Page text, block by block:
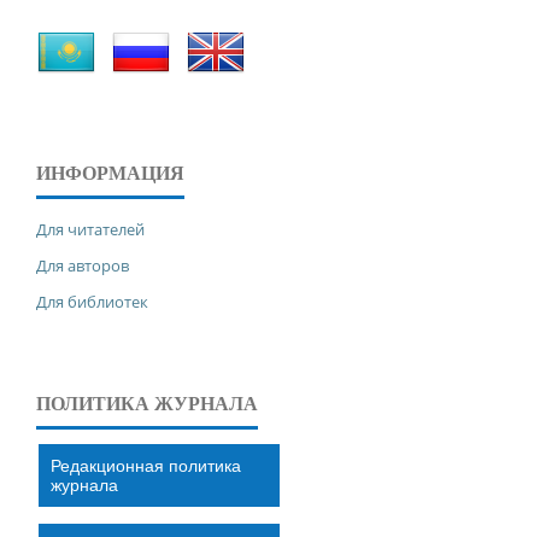
ИНФОРМАЦИЯ
Для читателей
Для авторов
Для библиотек
ПОЛИТИКА ЖУРНАЛА
Редакционная политика
журнала